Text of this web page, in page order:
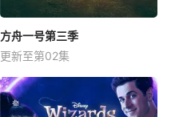
方舟一号第三季
更新至第02集